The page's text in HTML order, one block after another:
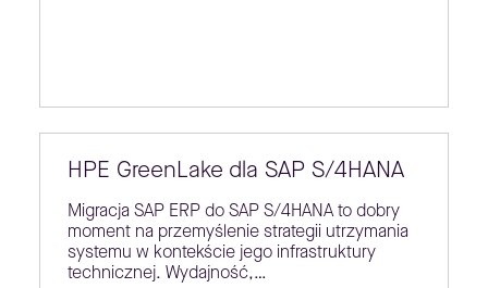
HPE GreenLake dla SAP S/4HANA
Migracja SAP ERP do SAP S/4HANA to dobry
moment na przemyślenie strategii utrzymania
systemu w kontekście jego infrastruktury
technicznej. Wydajność,…